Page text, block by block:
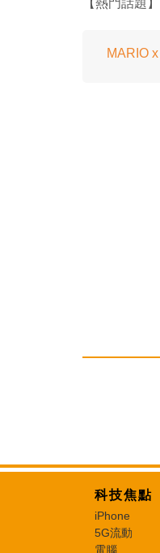
【熱門話題】
MARIO
科技焦點
iPhone
5G流動
電腦